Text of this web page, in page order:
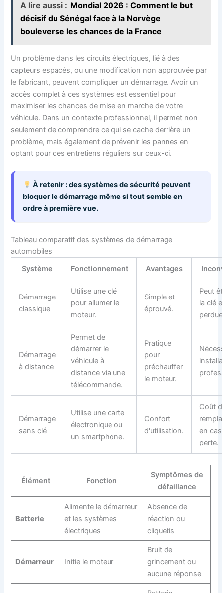
A lire aussi : Mondial 2026 : Comment le but
décisif du Sénégal face à la Norvège
bouleverse les chances de la France
Un problème dans les circuits électriques, lié à des
capteurs espacés, ou une modification non approuvée par
le fabricant, peuvent compliquer un démarrage. Avoir un
accès complet à ces systèmes est essentiel pour
maximiser les chances de mise en marche de votre
véhicule. Dans un contexte professionnel, il permet non
seulement de comprendre ce qui se cache derrière un
problème, mais également de prévenir les pannes en
optant pour des entretiens réguliers sur ceux-ci.
À retenir : des systèmes de sécurité peuvent
bloquer le démarrage même si tout semble en
ordre à première vue.
Tableau comparatif des systèmes de démarrage
automobiles
Système
Fonctionnement Avantages
Démarrage
classique
Utilise une clé
pour allumer le
moteur.
Simple et
éprouvé.
Peut
la clé
Démarrage
à distance
Permet de
démarrer le
véhicule à
distance via une
télécommande.
Pratique
pour
préchauffer
le moteur.
Démarrage
sans clé
Utilise une carte
électronique ou
un smartphone.
Confort
d'utilisation.
Coût
en
perte.
Élément Fonction
Symptômes de
défaillance
Batterie
Alimente le démarreur
et les systèmes
électriques
Absence de
réaction ou
cliquetis
Démarreur Initie le moteur
Bruit de
grincement ou
aucune réponse